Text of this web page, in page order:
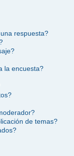
respuesta?
la encuesta?
de temas?